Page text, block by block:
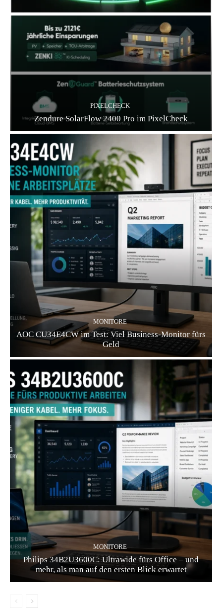
PIXELCHECK
Zendure SolarFlow 2400 Pro im PixelCheck
MONITORE
AOC CU34E4CW im Test: Viel Business-Monitor fürs
Geld
MONITORE
Philips 34B2U3600C: Ultrawide fürs Office – und
mehr, als man auf den ersten Blick erwartet